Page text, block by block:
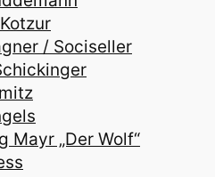
/ Sociseller
Mayr „Der Wolf“